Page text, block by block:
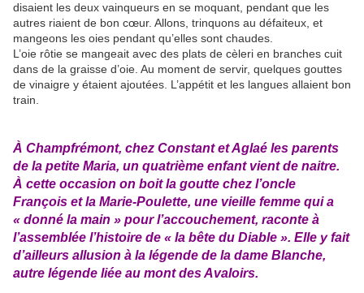
disaient les deux vainqueurs en se moquant, pendant que les
autres riaient de bon cœur. Allons, trinquons au défaiteux, et
mangeons les oies pendant qu’elles sont chaudes.
L’oie rôtie se mangeait avec des plats de cèleri en branches cuit
dans de la graisse d’oie. Au moment de servir, quelques gouttes
de vinaigre y étaient ajoutées. L’appétit et les langues allaient bon
train.
À Champfrémont, chez Constant et Aglaé les parents
de la petite Maria, un quatrième enfant vient de naitre.
À cette occasion on boit la goutte chez l’oncle
François et la Marie-Poulette, une vieille femme qui a
« donné la main » pour l’accouchement, raconte à
l’assemblée l’histoire de « la bête du Diable ». Elle y fait
d’ailleurs allusion à la légende de la dame Blanche,
autre légende liée au mont des Avaloirs.